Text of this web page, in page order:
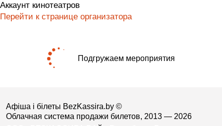
Аккаунт кинотеатров
Перейти к странице организатора
Подгружаем мероприятия
Афіша і білеты BezKassira.by ©
Облачная система продажи билетов, 2013 — 2026